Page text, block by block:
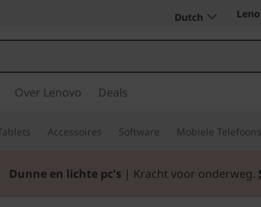
Dutch
Over Lenovo Deals
Accessoires Software Mobiele Telefoons
Dunne en lichte pc's | Kracht voor onderweg.